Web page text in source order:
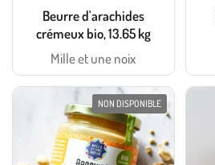
Beurre d'arachides
crémeux bio, 13.65 kg
Mille et une noix
NON DISPONIBLE